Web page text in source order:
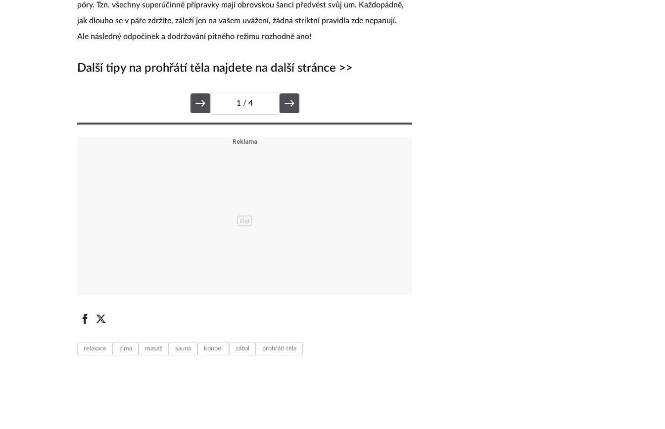
póry. Tzn. všechny superúčinné přípravky mají obrovskou šanci předvést svůj um. Každopádně,
jak dlouho se v páře zdržíte, záleží jen na vašem uvážení, žádná striktní pravidla zde nepanují.
Ale následný odpočinek a dodržování pitného režimu rozhodně ano!
Další tipy na prohřátí těla najdete na další stránce >>
1 / 4
relaxace zima masáž sauna koupel zábal prohřátí těla